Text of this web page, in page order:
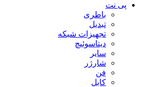
پی نت
باطری
تبدیل
تجهیزات شبکه
دیتاسوئیچ
سایر
شارژر
فن
کابل